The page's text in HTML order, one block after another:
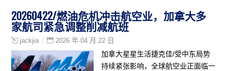
20260422/燃油危机冲击航空业，加拿大多
家航司紧急调整削减航班
jackjia 2026 年 04 月 22 日
加拿大星星生活捷克佳/受中东局势
持续紧张影响，全球航空业正面临一